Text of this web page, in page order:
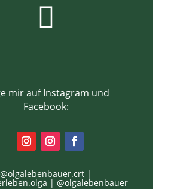

mir auf Instagram und
Facebook:
@olgalebenbauer.crt |
| @olgalebenbauer